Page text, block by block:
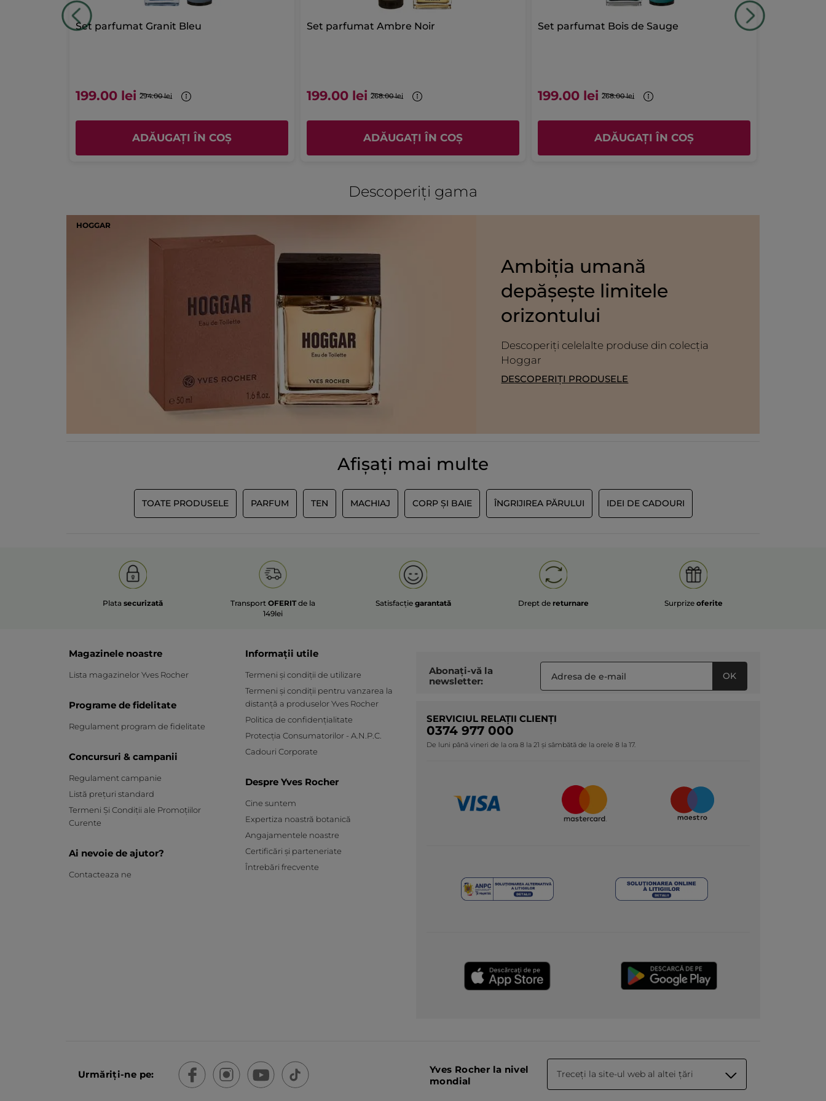
Set parfumat Granit Bleu
199.00 lei 294.00 lei
ADĂUGAȚI ÎN COȘ
Set parfumat Ambre Noir
199.00 lei 268.00 lei
ADĂUGAȚI ÎN COȘ
Set parfumat Bois de Sauge
199.00 lei 268.00 lei
ADĂUGAȚI ÎN COȘ
Descoperiți gama
HOGGAR
Ambiția umană
depășește limitele
orizontului
Descoperiți celelalte produse din colecția
Hoggar
DESCOPERIȚI PRODUSELE
Afișați mai multe
TOATE PRODUSELE PARFUM TEN MACHIAJ CORP ȘI BAIE ÎNGRIJIREA PĂRULUI IDEI DE CADOURI
Plata securizată Transport OFERITde la
149lei
Satisfacțiegarantată Drept de returnare Surprize oferite
Magazinele noastre
Lista magazinelor Yves Rocher
Programe de fidelitate
Regulament program de fidelitate
Concursuri & campanii
Regulament campanie
Listă prețuri standard
Termeni Și Condiții ale Promoțiilor
Curente
Ai nevoie de ajutor?
Contacteaza ne
Informații utile
Termeni și condiții de utilizare
Termeni și condiții pentru vanzarea la
distanță a produselor Yves Rocher
Politica de confidențialitate
Protecția Consumatorilor - A.N.P.C.
Cadouri Corporate
Despre Yves Rocher
Cine suntem
Expertiza noastră botanică
Angajamentele noastre
Certificări și parteneriate
Întrebări frecvente
Abonați-vă la
newsletter:
OK
SERVICIUL RELAȚII CLIENȚI
0374 977 000
De luni până vineri de la ora 8 la 21 și sâmbătă de la orele 8 la 17.
Urmăriți-ne pe:
Yves Rocher la nivel
mondial
Treceți la site-ul web al altei țări